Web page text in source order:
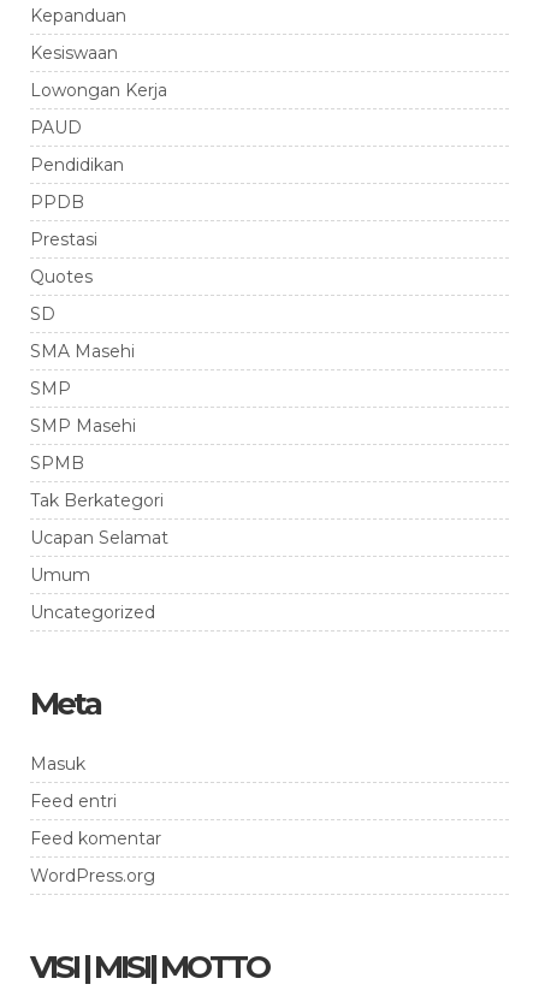
Kepanduan
Kesiswaan
Lowongan Kerja
PAUD
Pendidikan
PPDB
Prestasi
Quotes
SD
SMA Masehi
SMP
SMP Masehi
SPMB
Tak Berkategori
Ucapan Selamat
Umum
Uncategorized
Meta
Masuk
Feed entri
Feed komentar
WordPress.org
VISI | MISI| MOTTO